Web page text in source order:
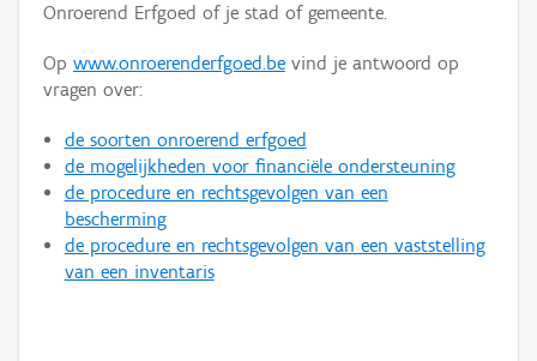
Aanmelden
Onroerend Erfgoed of je stad of gemeente.
Op www.onroerenderfgoed.be vind je antwoord op
vragen over:
de soorten onroerend erfgoed
de mogelijkheden voor financiële ondersteuning
de procedure en rechtsgevolgen van een
bescherming
de procedure en rechtsgevolgen van een vaststelling
van een inventaris